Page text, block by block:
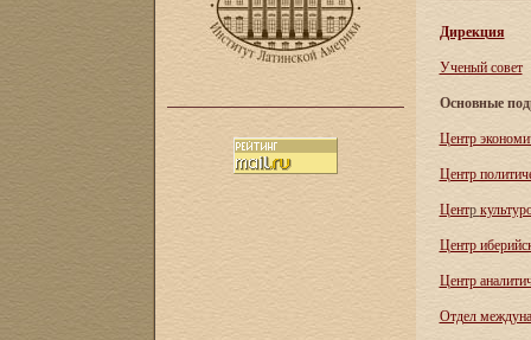
Дирекция
Ученый совет
Основные
Центр
Центр
Центр
Центр
Центр
Отдел